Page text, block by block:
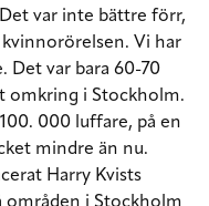
var inte bättre förr,
Vi har
Det var bara 60-70
omkring i Stockholm.
000 luffare, på en
mindre än nu.
Harry Kvists